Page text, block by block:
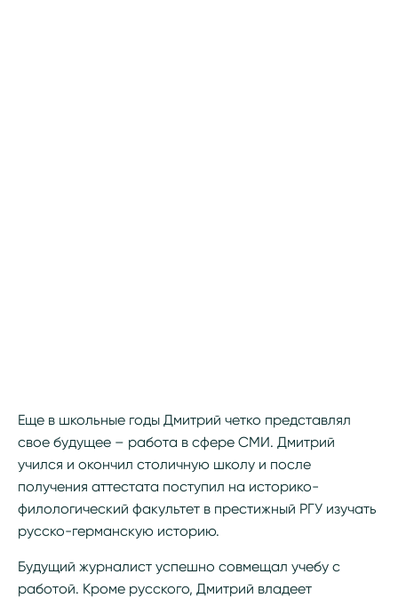
Еще в школьные годы Дмитрий четко представлял
свое будущее – работа в сфере СМИ. Дмитрий
учился и окончил столичную школу и после
получения аттестата поступил на историко-
филологический факультет в престижный РГУ изучать
русско-германскую историю.
Будущий журналист успешно совмещал учебу с
работой. Кроме русского, Дмитрий владеет